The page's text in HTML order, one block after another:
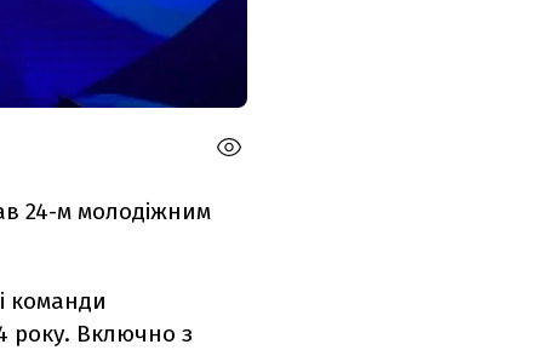
24-м молодіжним
команди
року. Включно з